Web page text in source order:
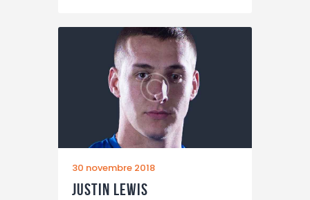
30 novembre 2018
Justin Lewis